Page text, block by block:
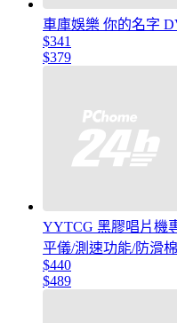
車庫娛樂 你的名字
$341
$379
YYTCG 黑膠唱片機
平儀/測速功能/防滑
$440
$489